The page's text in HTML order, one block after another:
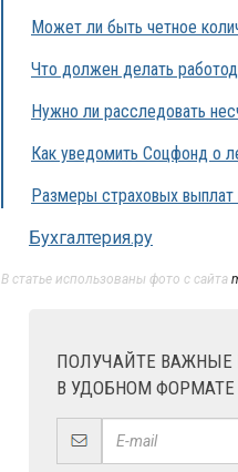
Может ли быть четное
Что должен делать
Нужно ли расследовать
Как уведомить Соцфонд о
Размеры страховых выплат
Бухгалтерия.ру
В статье использованы фото с сайта
ПОЛУЧАЙТЕ
В УДОБНОМ